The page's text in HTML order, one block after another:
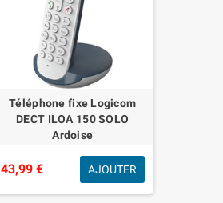
Téléphone fixe Logicom
DECT ILOA 150 SOLO
Ardoise
43,99 € AJOUTER